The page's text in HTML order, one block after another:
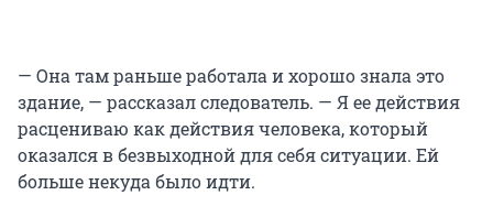
— Она там раньше работала и хорошо знала это
здание, — рассказал следователь. — Я ее действия
расцениваю как действия человека, который
оказался в безвыходной для себя ситуации. Ей
больше некуда было идти.